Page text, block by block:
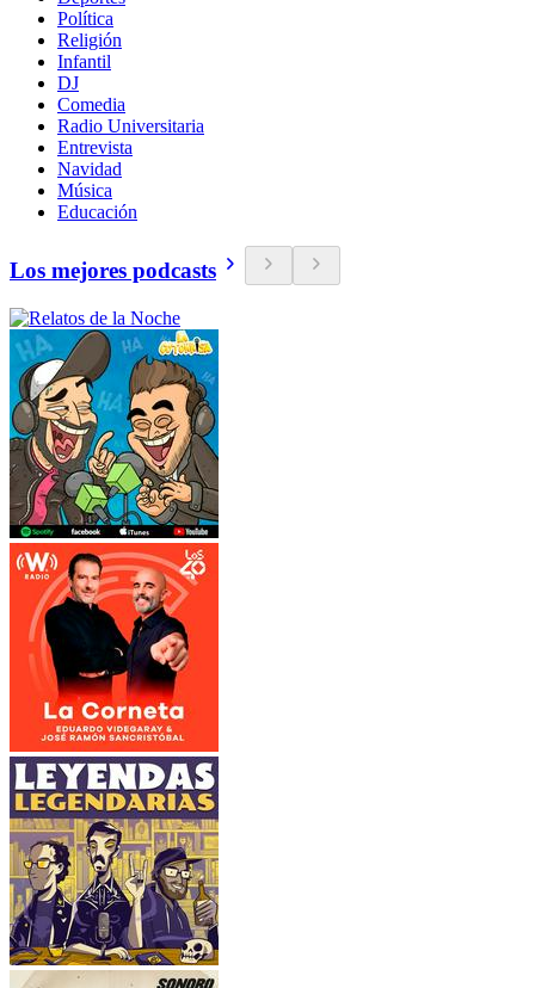
Política
Religión
Infantil
DJ
Comedia
Radio Universitaria
Entrevista
Navidad
Música
Educación
Los mejores podcasts